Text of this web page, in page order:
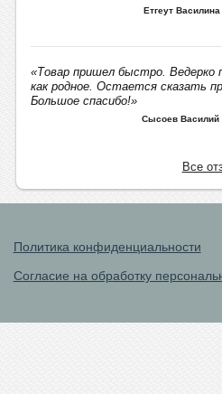
Етгеут
«Товар пришел быстро. Ведерко
как родное. Остается сказать
Большое спасибо!»
Сысоев Василий
Все
Политика конфиденциальности
Согласие на обработку